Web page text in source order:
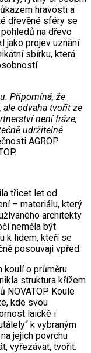
hravosti a
dřevěné sféry se
na dřevo
jako projev uznání
sbírku, která
Připomíná, že
odvaha tvořit ze
není fráze,
udržitelné
AGROP
třicet let od
– materiálu, který
architekty
neměla být
k lidem, kteří se
posouvají vpřed.
koulí o průměru
struktura křížem
Koule
kde svou
laické i
k vybraným
jejich povrchu
vyřezávat, tvořit.